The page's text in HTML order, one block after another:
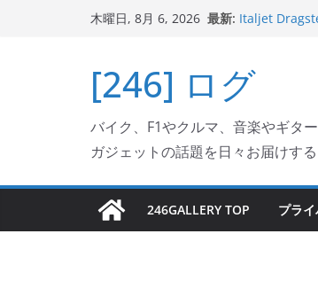
キ
プ
木曜日, 8月 6, 2026 最新: Italjet
ホルダー付
Jeff Beck 逝去
岩手県奥州市
フェクター
[246] ログ
バイク、F1やクルマ、音楽やギタ
ガジェットの話題を日々お届けす
246GALLERY TOP プラ